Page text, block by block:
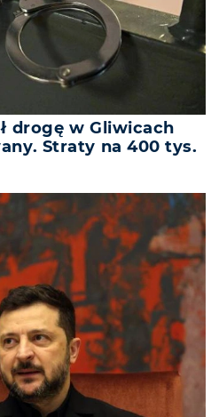
drogę w Gliwicach
Straty na 400 tys.